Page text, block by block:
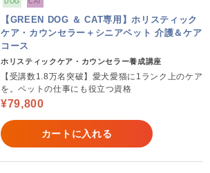
DOG CAT
【GREEN DOG ＆ CAT専用】ホリスティック
ケア・カウンセラー＋シニアペット 介護＆ケア
コース
ホリスティックケア・カウンセラー養成講座
【受講数1.8万名突破】愛犬愛猫に1ランク上のケア
を。ペットの仕事にも役立つ資格
¥79,800
カートに入れる